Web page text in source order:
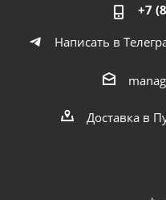
+7
Написать в
Доставка в